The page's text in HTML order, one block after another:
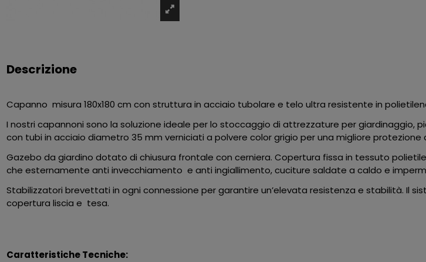
Descrizione
Capanno misura 180x180 cm con struttura in acciaio tubolare e telo ultra resistente in
I nostri capannoni sono la soluzione ideale per lo stoccaggio di attrezzature per giardinaggio,
con tubi in acciaio diametro 35 mm verniciati a polvere color grigio per una migliore protezione
Gazebo da giardino dotato di chiusura frontale con cerniera. Copertura fissa in tessuto
che esternamente anti invecchiamento e anti ingiallimento, cuciture saldate a caldo e
Stabilizzatori brevettati in ogni connessione per garantire un’elevata resistenza e stabilità. Il
copertura liscia e tesa.
Caratteristiche Tecniche: